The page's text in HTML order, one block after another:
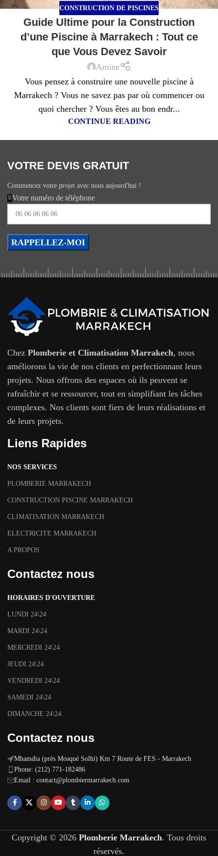
CONSTRUCTION DE PISCINES
Guide Ultime pour la Construction
d’une Piscine à Marrakech : Tout ce
que Vous Devez Savoir
Amine
Vous pensez à construire une nouvelle piscine à
Marrakech ? Vous ne savez pas par où commencer ou
quoi chercher ? Vous êtes au bon endr...
CONTINUE READING
VOTRE DEVIS GRATUIT
Commencez votre projet avec nous aujourd'hui !
Votre numéro de téléphone
Chez Plomberie et Climatisation Marrakech, nous
améliorons la vie de nos clients en perfectionnant leurs
projets. Nous offrons des espaces où ils peuvent se
rafraîchir et se ressourcer, tout en simplifiant les tâches
complexes. Nos clients sont fiers de leurs réalisations et
de leurs projets.
Liens Rapides
NOS SERVICES
PLOMBERIE MARRAKECH
CONSTRUCTION PISCINE MARRAKECH
CLIMATISATION MARRAKECH
ELECTRICITE MARRAKECH
A PROPOS
Contactez nous
HORAIRES D'OUVERTURE
LUNDI 24\24
MARDI 24\24
MERCREDI 24\24
JEUDI 24\24
VENDREDI 24\24
SAMEDI 24\24
DIMANCHE 24\24
Contactez nous
Mhamdia (près Mosqué Solhi) Km 7 Route de FES - Marrakech
Phone: (212) 771-182486
Email : contact@plombiermarrakech.com
Copyright © 2026 Plomberie Marrakech. Tous droits
réservés.